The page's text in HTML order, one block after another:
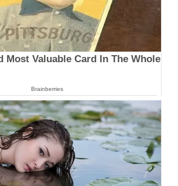
Most Valuable Card In The Whole
Brainberries